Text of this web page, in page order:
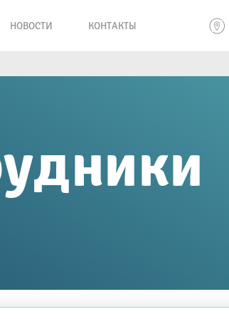
НОВОСТИ КОНТАКТЫ